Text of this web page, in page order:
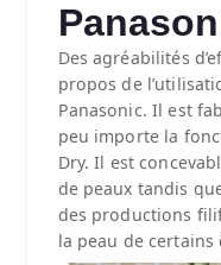
Des agréabilités
propos de
Panasonic. Il est
peu importe la
Dry. Il est
de peaux tandis
des productions
la peau de certains